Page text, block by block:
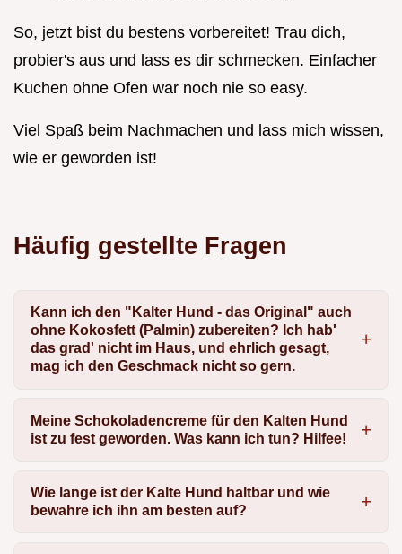
So, jetzt bist du bestens vorbereitet! Trau dich,
probier's aus und lass es dir schmecken. Einfacher
Kuchen ohne Ofen war noch nie so easy.
Viel Spaß beim Nachmachen und lass mich wissen,
wie er geworden ist!
Häufig gestellte Fragen
Kann ich den "Kalter Hund - das Original" auch
ohne Kokosfett (Palmin) zubereiten? Ich hab'
das grad' nicht im Haus, und ehrlich gesagt,
mag ich den Geschmack nicht so gern.
Meine Schokoladencreme für den Kalten Hund
ist zu fest geworden. Was kann ich tun? Hilfee!
Wie lange ist der Kalte Hund haltbar und wie
bewahre ich ihn am besten auf?